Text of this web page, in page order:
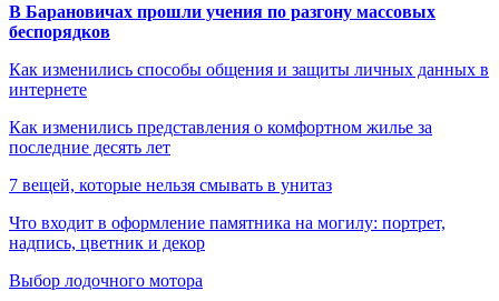
В Барановичах прошли учения по разгону массовых
беспорядков
Как изменились способы общения и защиты личных данных в
интернете
Как изменились представления о комфортном жилье за
последние десять лет
7 вещей, которые нельзя смывать в унитаз
Что входит в оформление памятника на могилу: портрет,
надпись, цветник и декор
Выбор лодочного мотора